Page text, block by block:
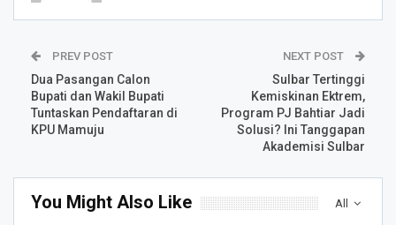
PREV POST
Dua Pasangan Calon
Bupati dan Wakil Bupati
Tuntaskan Pendaftaran di
KPU Mamuju
NEXT POST
Sulbar Tertinggi
Kemiskinan Ektrem,
Program PJ Bahtiar Jadi
Solusi? Ini Tanggapan
Akademisi Sulbar
All
You Might Also Like